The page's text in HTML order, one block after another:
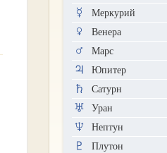
Меркурий
Венера
Марс
Юпитер
Сатурн
Уран
Нептун
Плутон